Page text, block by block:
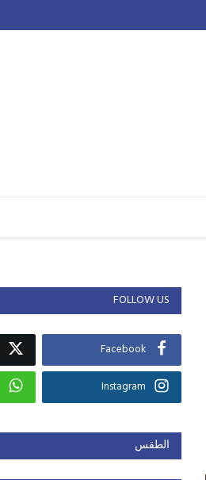
FOLLOW US
Facebook
Instagram
الطقس